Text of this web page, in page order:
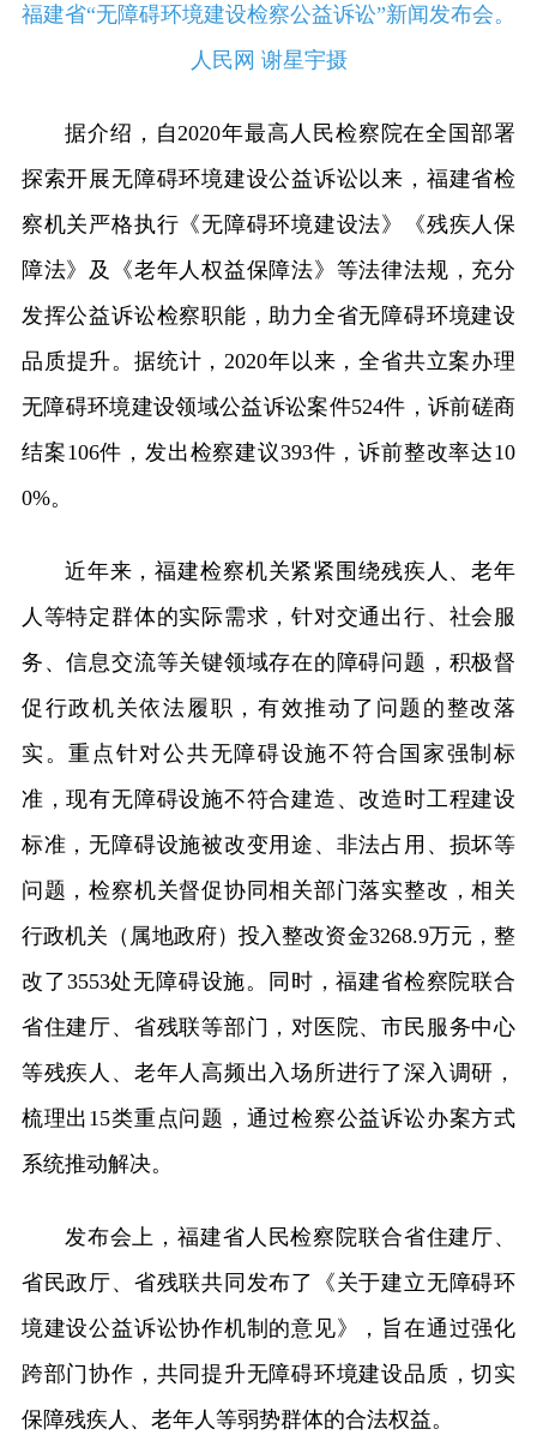
福建省“无障碍环境建设检察公益诉讼”新闻发布会。
人民网 谢星宇摄
据介绍，自2020年最高人民检察院在全国部署
探索开展无障碍环境建设公益诉讼以来，福建省检
察机关严格执行《无障碍环境建设法》《残疾人保
障法》及《老年人权益保障法》等法律法规，充分
发挥公益诉讼检察职能，助力全省无障碍环境建设
品质提升。据统计，2020年以来，全省共立案办理
无障碍环境建设领域公益诉讼案件524件，诉前磋商
结案106件，发出检察建议393件，诉前整改率达10
0%。
近年来，福建检察机关紧紧围绕残疾人、老年
人等特定群体的实际需求，针对交通出行、社会服
务、信息交流等关键领域存在的障碍问题，积极督
促行政机关依法履职，有效推动了问题的整改落
实。重点针对公共无障碍设施不符合国家强制标
准，现有无障碍设施不符合建造、改造时工程建设
标准，无障碍设施被改变用途、非法占用、损坏等
问题，检察机关督促协同相关部门落实整改，相关
行政机关（属地政府）投入整改资金3268.9万元，整
改了3553处无障碍设施。同时，福建省检察院联合
省住建厅、省残联等部门，对医院、市民服务中心
等残疾人、老年人高频出入场所进行了深入调研，
梳理出15类重点问题，通过检察公益诉讼办案方式
系统推动解决。
发布会上，福建省人民检察院联合省住建厅、
省民政厅、省残联共同发布了《关于建立无障碍环
境建设公益诉讼协作机制的意见》，旨在通过强化
跨部门协作，共同提升无障碍环境建设品质，切实
保障残疾人、老年人等弱势群体的合法权益。